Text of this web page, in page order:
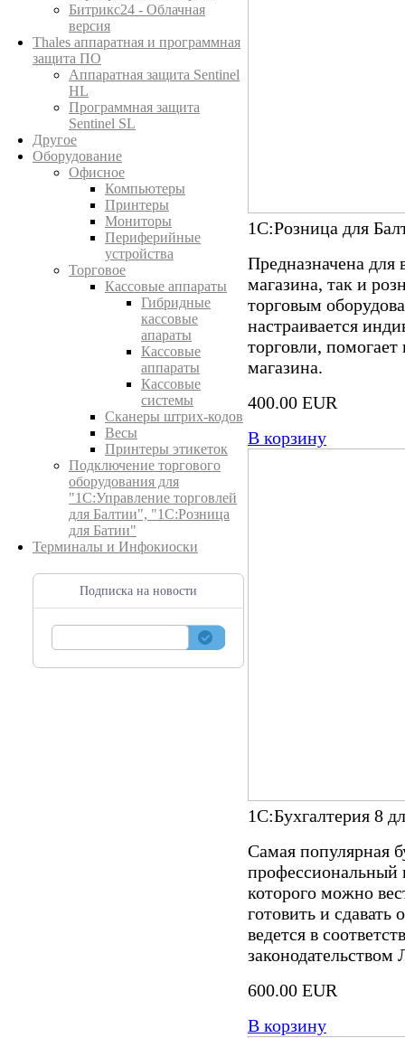
Битрикс24 - Облачная
версия
Thales аппаратная и программная
защита ПО
Аппаратная защита Sentinel
HL
Программная защита
Sentinel SL
Другое
Оборудование
Офисное
Компьютеры
Принтеры
Мониторы
Периферийные
устройства
Торговое
Кассовые аппараты
Гибридные
кассовые
апараты
Кассовые
аппараты
Кассовые
системы
Сканеры штрих-кодов
Весы
Принтеры этикеток
Подключение торгового
оборудования для
"1С:Управление торговлей
для Балтии", "1С:Розница
для Батии"
Терминалы и Инфокиоски
Подписка на новости
1С:Розница для
Предназначена для
магазина, так и
торговым
настраивается
торговли,
магазина.
400.00 EUR
В корзину
1С:Бухгалтерия 8
Самая популярная
профессиональный
которого можно
готовить и сдавать
ведется в
600.00 EUR
В корзину